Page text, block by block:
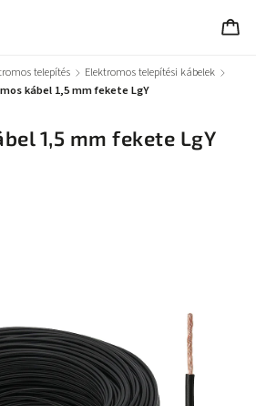
telepítés / Elektromos telepítési kábelek /
kábel 1,5 mm fekete LgY
1,5 mm fekete LgY